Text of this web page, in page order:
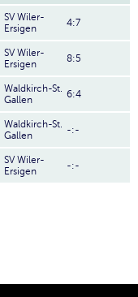
SV Wiler-
Ersigen
4:7
SV Wiler-
Ersigen
8:5
Waldkirch-St.
Gallen
6:4
Waldkirch-St.
Gallen
-:-
SV Wiler-
Ersigen
-:-